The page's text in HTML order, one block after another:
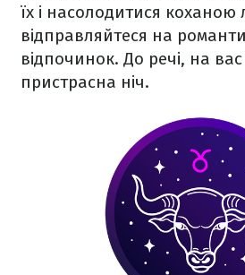
їх і насолодитися
відправляйтеся на
відпочинок. До речі, на
пристрасна ніч.